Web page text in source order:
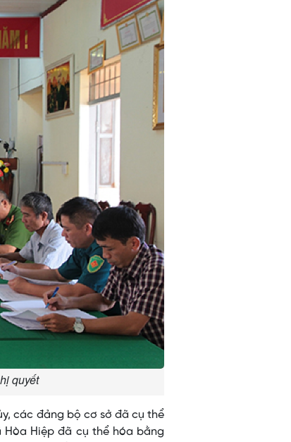
quyết
các đảng bộ cơ sở đã cụ thể
Hiệp đã cụ thể hóa bằng